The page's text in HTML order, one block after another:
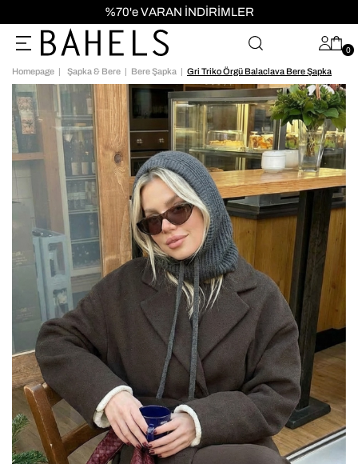
%70'e VARAN İNDİRİMLER
0
Homepage Şapka & Bere Bere Şapka Gri Triko Örgü Balaclava Bere Şapka